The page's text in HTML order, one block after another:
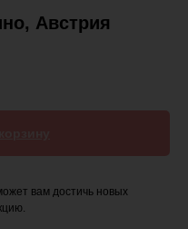
Австрия
вам достичь новых